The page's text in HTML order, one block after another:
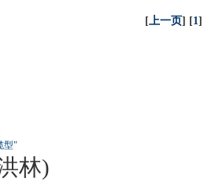
[上一页] [1]
型"
林)